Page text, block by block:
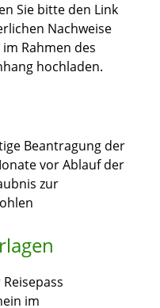
Sie bitte den Link
Nachweise
Rahmen des
hochladen.
Beantragung der
vor Ablauf der
zur
im